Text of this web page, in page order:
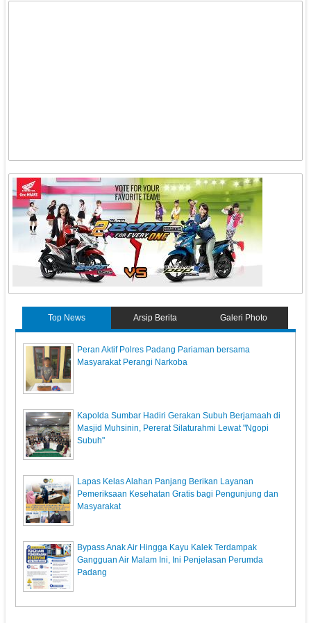
Top News Arsip Berita Galeri Photo
Peran Aktif Polres Padang Pariaman bersama
Masyarakat Perangi Narkoba
Kapolda Sumbar Hadiri Gerakan Subuh Berjamaah di
Masjid Muhsinin, Pererat Silaturahmi Lewat "Ngopi
Subuh"
Lapas Kelas Alahan Panjang Berikan Layanan
Pemeriksaan Kesehatan Gratis bagi Pengunjung dan
Masyarakat
Bypass Anak Air Hingga Kayu Kalek Terdampak
Gangguan Air Malam Ini, Ini Penjelasan Perumda
Padang